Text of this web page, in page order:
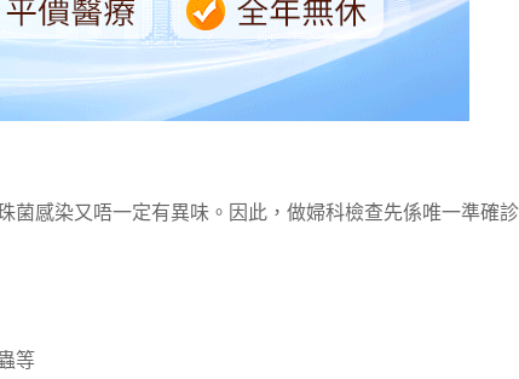
感染又唔一定有異味。因此，做婦科檢查先係唯一準確
等